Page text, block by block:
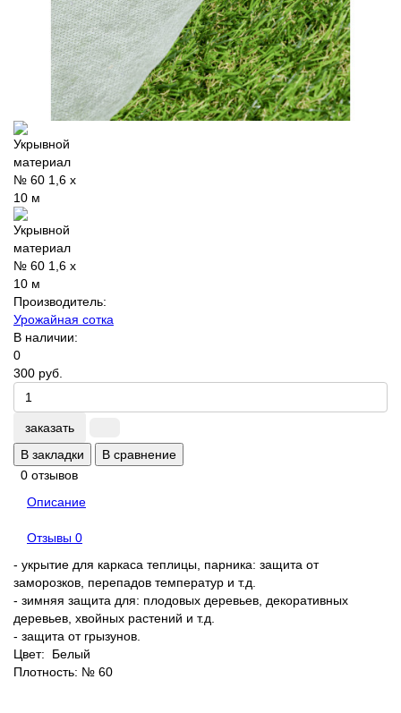
Производитель:
Урожайная сотка
В наличии:
0
300 руб.
заказать
В закладки
В сравнение
0 отзывов
Описание
Отзывы 0
- укрытие для каркаса теплицы, парника: защита от
заморозков, перепадов температур и т.д.
- зимняя защита для: плодовых деревьев, декоративных
деревьев, хвойных растений и т.д.
- защита от грызунов.
Цвет: Белый
Плотность: № 60